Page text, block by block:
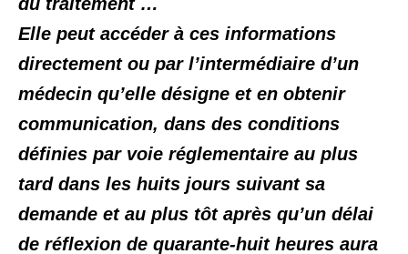
Elle peut accéder à ces informations
directement ou par l’intermédiaire d’un
médecin qu’elle désigne et en obtenir
communication, dans des conditions
définies par voie réglementaire au plus
tard dans les huits jours suivant sa
demande et au plus tôt après qu’un délai
de réflexion de quarante-huit heures aura